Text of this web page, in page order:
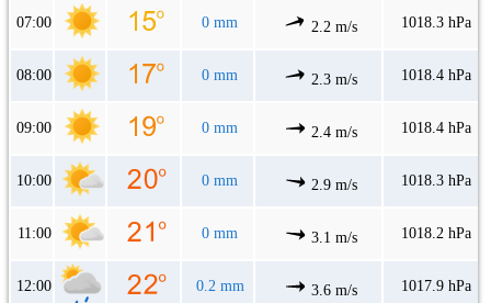
07:00 0 mm 2.2 m/s 1018.3 hPa
08:00 0 mm 2.3 m/s 1018.4 hPa
09:00 0 mm 2.4 m/s 1018.4 hPa
10:00 0 mm 2.9 m/s 1018.3 hPa
11:00 0 mm 3.1 m/s 1018.2 hPa
12:00 0.2 mm 3.6 m/s 1017.9 hPa